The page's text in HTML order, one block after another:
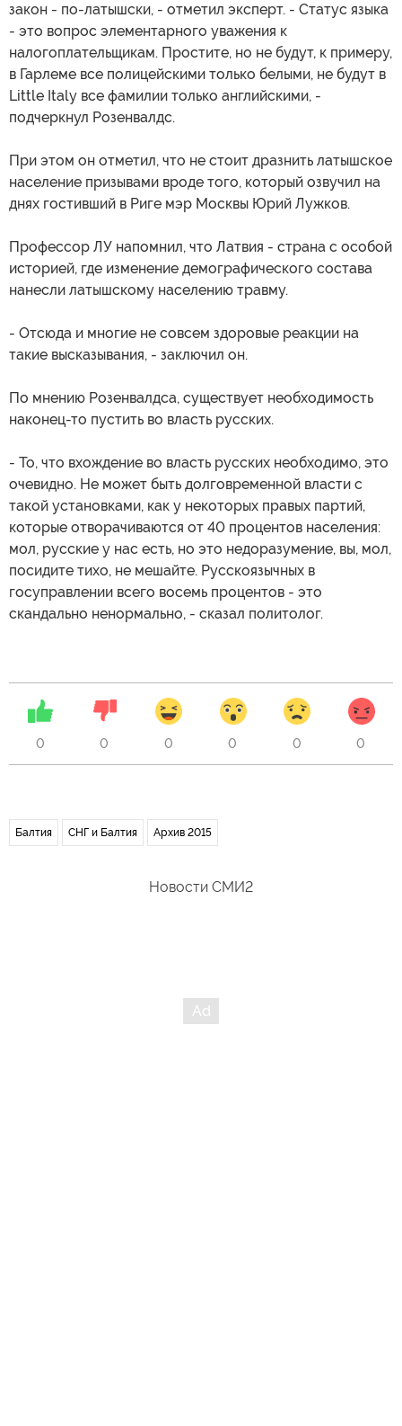
закон - по-латышски, - отметил эксперт. - Статус языка
- это вопрос элементарного уважения к
налогоплательщикам. Простите, но не будут, к примеру,
в Гарлеме все полицейскими только белыми, не будут в
Little Italy все фамилии только английскими, -
подчеркнул Розенвалдс.
При этом он отметил, что не стоит дразнить латышское
население призывами вроде того, который озвучил на
днях гостивший в Риге мэр Москвы Юрий Лужков.
Профессор ЛУ напомнил, что Латвия - страна с особой
историей, где изменение демографического состава
нанесли латышскому населению травму.
- Отсюда и многие не совсем здоровые реакции на
такие высказывания, - заключил он.
По мнению Розенвалдса, существует необходимость
наконец-то пустить во власть русских.
- То, что вхождение во власть русских необходимо, это
очевидно. Не может быть долговременной власти с
такой установками, как у некоторых правых партий,
которые отворачиваются от 40 процентов населения:
мол, русские у нас есть, но это недоразумение, вы, мол,
посидите тихо, не мешайте. Русскоязычных в
госуправлении всего восемь процентов - это
скандально ненормально, - сказал политолог.
0 0 0 0 0 0
Балтия СНГ и Балтия Архив 2015
Новости СМИ2